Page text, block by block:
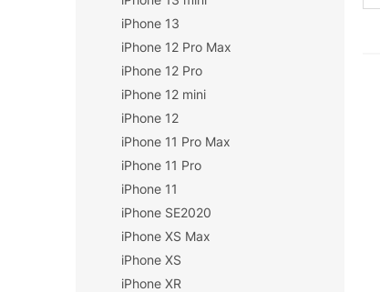
iPhone 13
iPhone 12 Pro Max
iPhone 12 Pro
iPhone 12 mini
iPhone 12
iPhone 11 Pro Max
iPhone 11 Pro
iPhone 11
iPhone SE2020
iPhone XS Max
iPhone XS
iPhone XR